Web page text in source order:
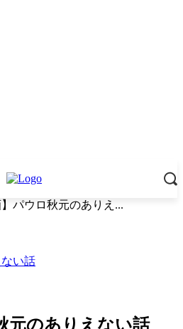
】パウロ秋元のありえ...
い話
元のありえない話